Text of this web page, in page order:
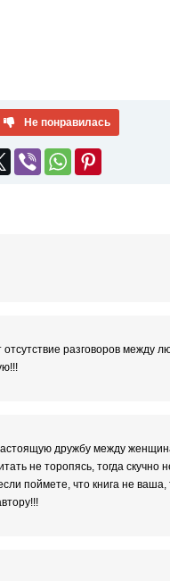
Не понравилась
разговоров между
дружбу между
не торопясь, тогда скучно
поймете, что книга не ваша,